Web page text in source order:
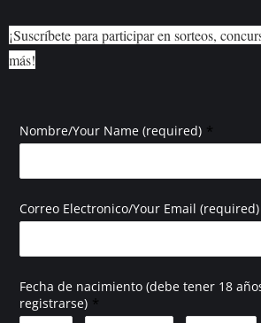
¡Suscríbete para participar en sorteos,
más!
Nombre/Your Name (required) *
Correo Electronico/Your Email (required)
Fecha de nacimiento (debe tener 18
registrarse) *